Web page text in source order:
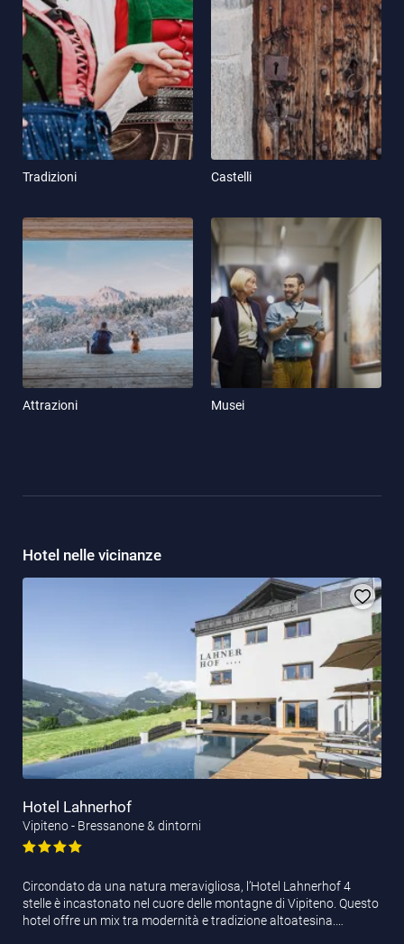
Tradizioni Castelli
Attrazioni Musei
Hotel nelle vicinanze
Hotel Lahnerhof
Vipiteno - Bressanone & dintorni
Circondato da una natura meravigliosa, l’Hotel Lahnerhof 4
stelle è incastonato nel cuore delle montagne di Vipiteno. Questo
hotel offre un mix tra modernità e tradizione altoatesina.…